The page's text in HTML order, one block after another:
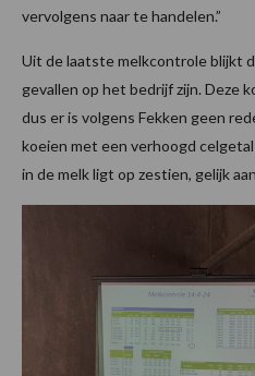
vervolgens naar te handelen.”
Uit de laatste melkcontrole blijkt
gevallen op het bedrijf zijn. Deze
dus er is volgens Fekken geen
koeien met een verhoogd
in de melk ligt op zestien, gelijk